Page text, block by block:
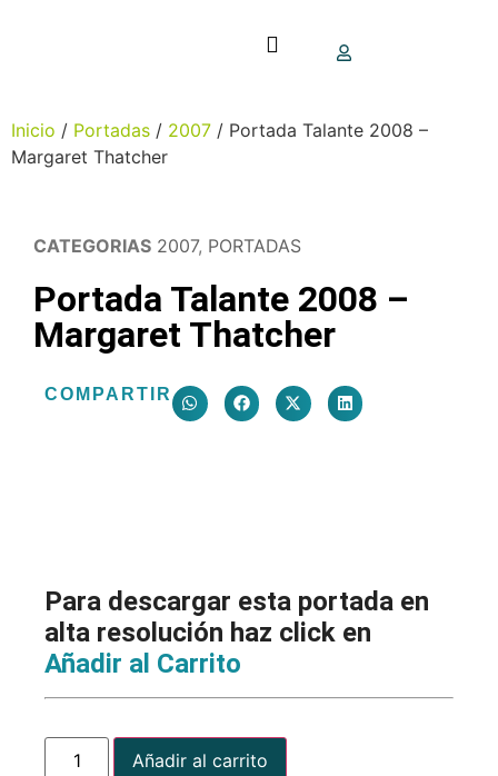
Inicio / Portadas / 2007 / Portada Talante 2008 –
Margaret Thatcher
CATEGORIAS 2007, PORTADAS
Portada Talante 2008 –
Margaret Thatcher
COMPARTIR
Para descargar esta portada en
alta resolución haz click en
Añadir al Carrito
Añadir al carrito